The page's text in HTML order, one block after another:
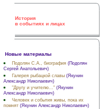
История
в событиях и лицах
Новые материалы
Подолян С.А., биография (Подолян
Сергей Анатольевич)
Галерея рыбацкой славы (Якунин
Александр Николаевич)
"Другу и учителю..." (Якунин
Александр Николаевич)
Человек и события живы, пока их
помнят (Якунин Александр Николаевич)